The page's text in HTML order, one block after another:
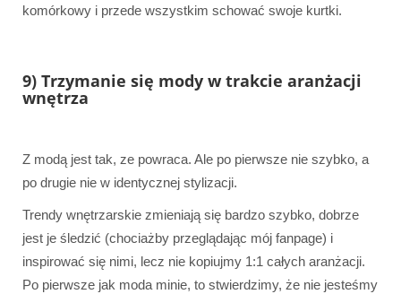
komórkowy i przede wszystkim schować swoje kurtki.
9) Trzymanie się mody w trakcie aranżacji
wnętrza
Z modą jest tak, ze powraca. Ale po pierwsze nie szybko, a
po drugie nie w identycznej stylizacji.
Trendy wnętrzarskie zmieniają się bardzo szybko, dobrze
jest je śledzić (chociażby przeglądając mój fanpage) i
inspirować się nimi, lecz nie kopiujmy 1:1 całych aranżacji.
Po pierwsze jak moda minie, to stwierdzimy, że nie jesteśmy